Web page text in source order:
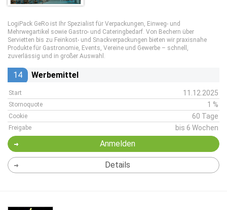
LogiPack GeRo ist Ihr Spezialist für Verpackungen, Einweg- und
Mehrwegartikel sowie Gastro- und Cateringbedarf. Von Bechern über
Servietten bis zu Feinkost- und Snackverpackungen bieten wir praxisnahe
Produkte für Gastronomie, Events, Vereine und Gewerbe – schnell,
zuverlässig und in großer Auswahl.
14 Werbemittel
Start 11.12.2025
Stornoquote 1 %
Cookie 60 Tage
Freigabe bis 6 Wochen
Anmelden
Details